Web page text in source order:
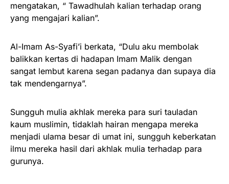
mengatakan, “ Tawadhulah kalian terhadap orang
yang mengajari kalian”.
Al-Imam As-Syafi’i berkata, “Dulu aku membolak
balikkan kertas di hadapan Imam Malik dengan
sangat lembut karena segan padanya dan supaya dia
tak mendengarnya”.
Sungguh mulia akhlak mereka para suri tauladan
kaum muslimin, tidaklah hairan mengapa mereka
menjadi ulama besar di umat ini, sungguh keberkatan
ilmu mereka hasil dari akhlak mulia terhadap para
gurunya.